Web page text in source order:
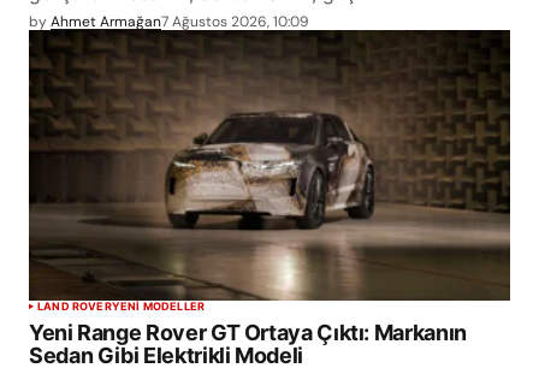
byAhmet Armağan7 Ağustos 2026, 10:09
LAND ROVERYENİ MODELLER
Yeni Range Rover GT Ortaya Çıktı: Markanın
Sedan Gibi Elektrikli Modeli